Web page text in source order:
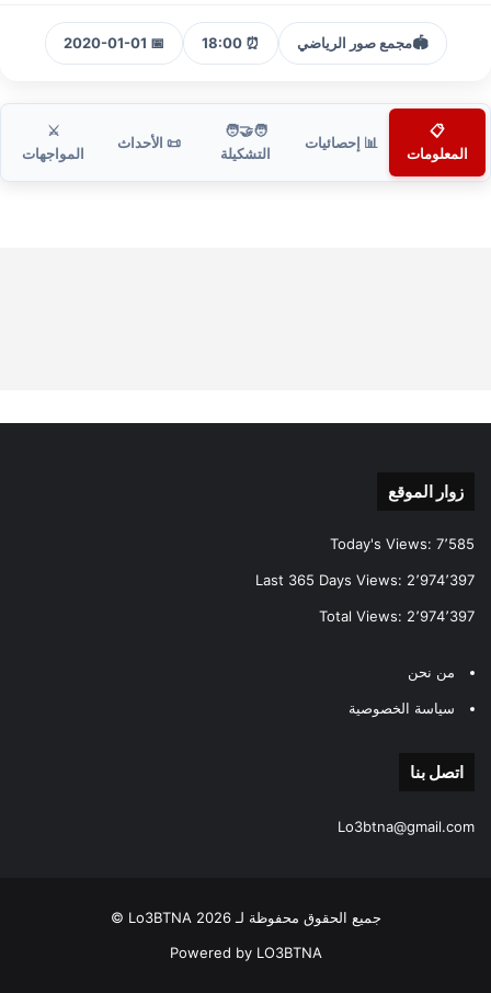
🏟️مجمع صور الرياضي ⏰ 18:00
📅 2020-01-01
📋
المعلومات
📊 إحصائيات
🧑‍🤝‍🧑
التشكيلة
📜 الأحداث
⚔️
المواجهات
زوار الموقع
Today's Views: 7٬585
Last 365 Days Views: 2٬974٬397
Total Views: 2٬974٬397
من نحن
سياسة الخصوصية
اتصل بنا
Lo3btna@gmail.com
جميع الحقوق محفوظة لـ Lo3BTNA 2026 ©
Powered by LO3BTNA